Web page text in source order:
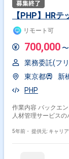
【PHP】HR
リモート可
700,000 〜
業務委託(フ
東京都
新
PHP
作業内容 バックエ
人材管理サービス
5年前・ 提供元: キャリ